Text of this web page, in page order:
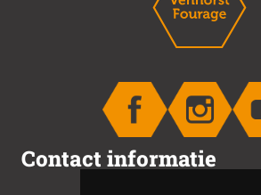
Contact informatie